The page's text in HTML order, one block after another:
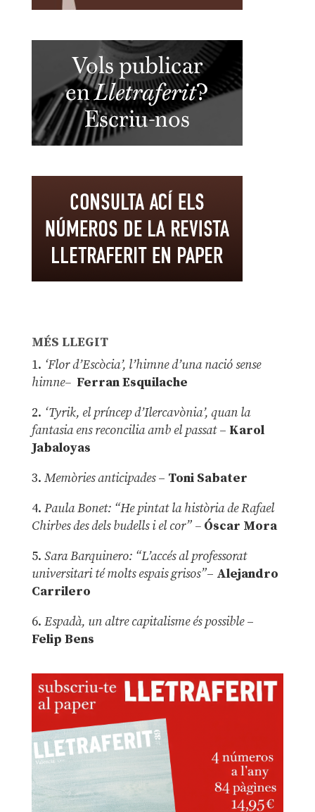
MÉS LLEGIT
1. ‘Flor d’Escòcia’, l’himne d’una nació sense
himne– Ferran Esquilache
2. ‘Tyrik, el príncep d’Ilercavònia’, quan la
fantasia ens reconcilia amb el passat– Karol
Jabaloyas
3. Memòries anticipades– Toni Sabater
4. Paula Bonet: “He pintat la història de Rafael
Chirbes des dels budells i el cor” –Óscar Mora
5. Sara Barquinero: “L’accés al professorat
universitari té molts espais grisos”– Alejandro
Carrilero
6. Espadà, un altre capitalisme és possible –
Felip Bens